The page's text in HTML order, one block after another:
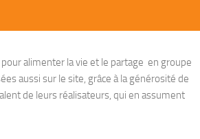
alimenter la vie et le partage en groupe
aussi sur le site, grâce à la générosité de
de leurs réalisateurs, qui en assument